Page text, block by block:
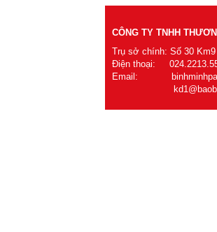
CÔNG TY TNHH
Trụ sở chính: Số 30
Điện thoại:
Email: